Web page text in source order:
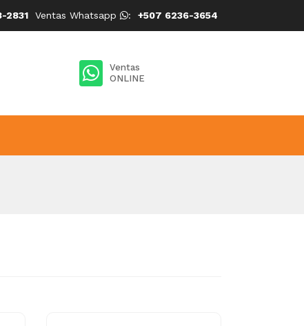
2831 Ventas Whatsapp : +507 6236-3654
Ventas
ONLINE